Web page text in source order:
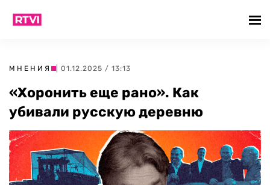
МНЕНИЯ | 01.12.2025 / 13:13
«Хоронить еще рано». Как
убивали русскую деревню